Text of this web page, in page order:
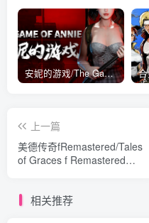
安妮的游戏/The Game of Annie v0.99981|射击动作|容量14.6GB|免安装绿色中文版
上一篇
美德传奇fRemastered/Tales
of Graces f Remastered
相关推荐